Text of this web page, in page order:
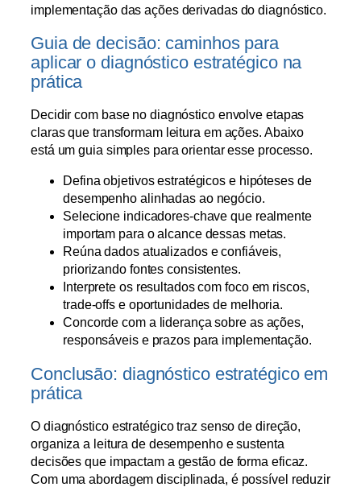
implementação das ações derivadas do diagnóstico.
Guia de decisão: caminhos para
aplicar o diagnóstico estratégico na
prática
Decidir com base no diagnóstico envolve etapas
claras que transformam leitura em ações. Abaixo
está um guia simples para orientar esse processo.
Defina objetivos estratégicos e hipóteses de
desempenho alinhadas ao negócio.
Selecione indicadores-chave que realmente
importam para o alcance dessas metas.
Reúna dados atualizados e confiáveis,
priorizando fontes consistentes.
Interprete os resultados com foco em riscos,
trade-offs e oportunidades de melhoria.
Concorde com a liderança sobre as ações,
responsáveis e prazos para implementação.
Conclusão: diagnóstico estratégico em
prática
O diagnóstico estratégico traz senso de direção,
organiza a leitura de desempenho e sustenta
decisões que impactam a gestão de forma eficaz.
Com uma abordagem disciplinada, é possível reduzir